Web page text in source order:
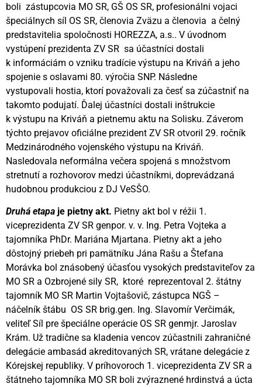
boli zástupcovia MO SR, GŠ OS SR, profesionálni vojaci
špeciálnych síl OS SR, členovia Zväzu a členovia a čelný
predstavitelia spoločnosti HOREZZA, a.s.. V úvodnom
vystúpení prezidenta ZV SR sa účastníci dostali
k informáciám o vzniku tradície výstupu na Kriváň a jeho
spojenie s oslavami 80. výročia SNP. Následne
vystupovali hostia, ktorí považovali za česť sa zúčastniť na
takomto podujatí. Ďalej účastníci dostali inštrukcie
k výstupu na Kriváň a pietnemu aktu na Solisku. Záverom
týchto prejavov oficiálne prezident ZV SR otvoril 29. ročník
Medzinárodného vojenského výstupu na Kriváň.
Nasledovala neformálna večera spojená s množstvom
stretnutí a rozhovorov medzi účastníkmi, doprevádzaná
hudobnou produkciou z DJ VeSŠO.
Druhá etapa je pietny akt. Pietny akt bol v réžii 1.
viceprezidenta ZV SR genpor. v. v. Ing. Petra Vojteka a
tajomníka PhDr. Mariána Mjartana. Pietny akt a jeho
dôstojný priebeh pri pamätníku Jána Rašu a Štefana
Morávka bol znásobený účasťou vysokých predstaviteľov za
MO SR a Ozbrojené sily SR, ktoré reprezentoval 2. štátny
tajomník MO SR Martin Vojtašovič, zástupca NGŠ –
náčelník štábu OS SR brig.gen. Ing. Slavomír Verčimák,
veliteľ Síl pre špeciálne operácie OS SR genmjr. Jaroslav
Krám. Už tradične sa kladenia vencov zúčastnili zahraničné
delegácie ambasád akreditovaných SR, vrátane delegácie z
Kórejskej republiky. V príhovoroch 1. viceprezidenta ZV SR a
štátneho tajomníka MO SR boli zvýraznené hrdinstvá a úcta